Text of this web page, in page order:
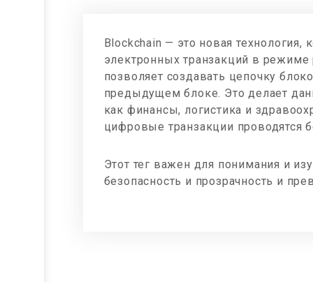
Blockchain — это новая технология,
электронных транзакций в режиме
позволяет создавать цепочку
предыдущем блоке. Это делает
как финансы, логистика и
цифровые транзакции проводятся
Этот тег важен для понимания и
безопасность и прозрачность и